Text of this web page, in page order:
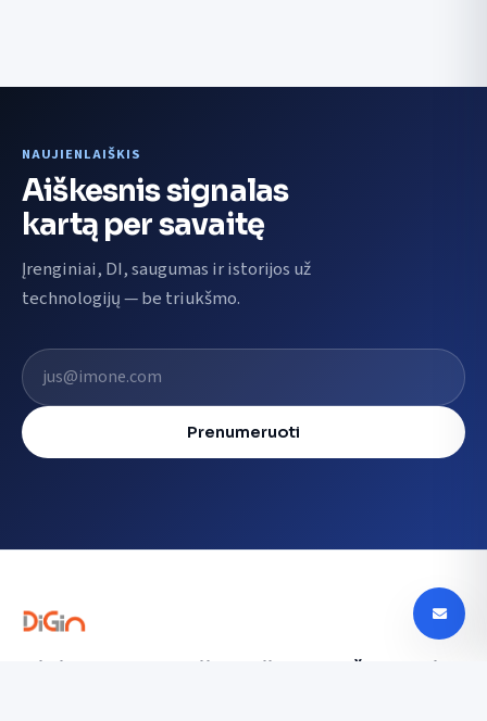
NAUJIENLAIŠKIS
Aiškesnis signalas
kartą per savaitę
Įrenginiai, DI, saugumas ir istorijos už
technologijų — be triukšmo.
El. pašto adresas
Prenumeruoti
Digin - Technologijų naujienos, apžvalgos ir